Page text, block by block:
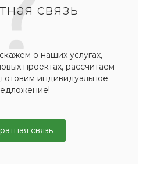
связь
о наших услугах,
проектах, рассчитаем
индивидуальное
связь